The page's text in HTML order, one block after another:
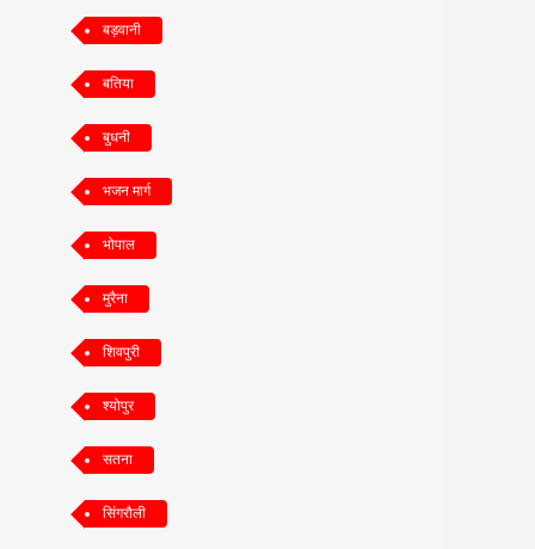
बड़वानी
बतिया
बुधनी
भजन मार्ग
भोपाल
मुरैना
शिवपुरी
श्योपुर
सतना
सिंगरौली